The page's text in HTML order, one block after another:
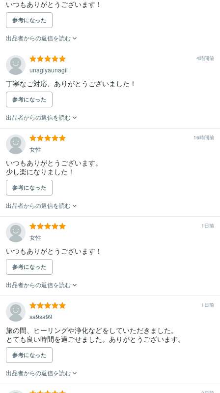
いつもありがとうございます！
参考になった
出品者からの返信を読む
4時間前
unagiyaunagii
丁寧なご対応、ありがとうございました！
参考になった
出品者からの返信を読む
16時間前
女性
いつもありがとうございます。
少し楽になりました！
参考になった
出品者からの返信を読む
1日前
女性
いつもありがとうございます！
参考になった
出品者からの返信を読む
1日前
sa9sa99
旅の間、ヒーリングや浄化などをしていただきました。
とても良い時間を過ごせました。ありがとうございます。
参考になった
出品者からの返信を読む